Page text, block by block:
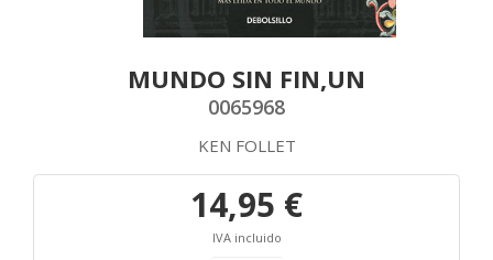
MUNDO SIN FIN,UN
0065968
KEN FOLLET
14,95 €
IVA incluido